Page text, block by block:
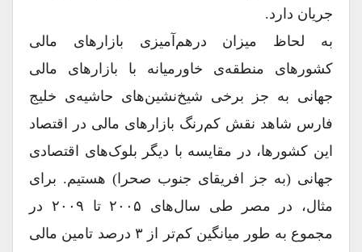
جریان دارد.
به لحاظ میزان درهم‌آمیزی بازارهای مالی
کشورهای منطقه‌ی خاورمیانه با بازارهای مالی
جهانی به جز برخی شیخ‌نشین‌های حاشیه‌ی خلیج
فارس شاهد نقش کم‌رنگ بازارهای مالی در اقتصاد
این کشورها، در مقایسه با دیگر بلوک‌های اقتصادی
جهانی (به جز افریقای جنوب صحرا) هستیم. برای
مثال، در مصر طی سال‌های ۲۰۰۵ تا ۲۰۰۹ در
مجموع به طور میانگین کم‌تر از ۳ درصد تامین مالی